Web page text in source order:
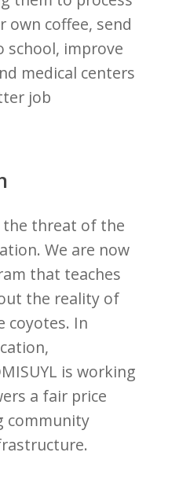
own coffee, send
school, improve
medical centers
job
threat of the
We are now
that teaches
the reality of
coyotes. In
is working
a fair price
community